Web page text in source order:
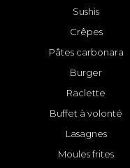
Sushis
Crêpes
Pâtes carbonara
Burger
Raclette
Buffet à volonté
Lasagnes
Moules frites